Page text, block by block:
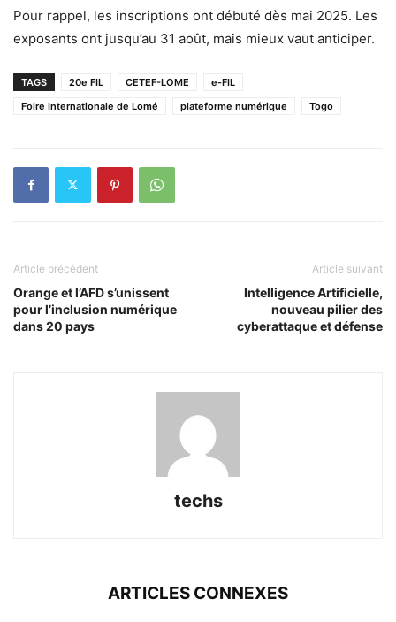
Pour rappel, les inscriptions ont débuté dès mai 2025. Les
exposants ont jusqu’au 31 août, mais mieux vaut anticiper.
TAGS 20e FIL CETEF-LOME
e-FIL
Foire Internationale de Lomé
plateforme numérique Togo
Article précédent
Orange et l’AFD s’unissent
pour l’inclusion numérique
dans 20 pays
Article suivant
Intelligence Artificielle,
nouveau pilier des
cyberattaque et défense
techs
ARTICLES CONNEXES